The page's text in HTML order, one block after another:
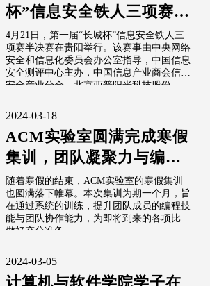
杯”信息安全铁人三项赛半
决赛二、三等奖
4月21日，第一届“长城杯”信息安全铁人三
项赛半决赛在贵阳举行。该赛事由中央网络
安全和信息化委员会办公室指导，中国信息
安全测评中心主办，中国信息产业商会信息
安全产业分会、北京西普阳光科技股份...
2024-03-18
ACM实验室圆满完成寒假
集训，团队凝聚力与编程
能力双提升
随着寒假的结束，ACM实验室的寒假集训
也圆满落下帷幕。本次集训为期一个月，旨
在通过系统的训练，提升团队成员的编程技
能与团队协作能力，为即将到来的各项比赛
做好充分准备。
2024-03-05
计算机与软件学院学子在